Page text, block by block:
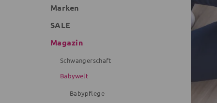
Marken
SALE
Magazin
Schwangerschaft
Babywelt
Babypflege